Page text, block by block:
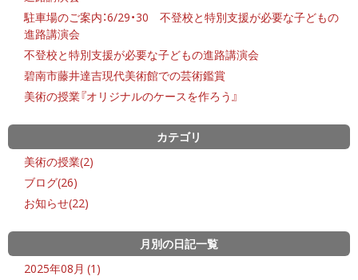
駐車場のご案内：6/29・30 不登校と特別支援が必要な子どもの
進路講演会
不登校と特別支援が必要な子どもの進路講演会
碧南市藤井達吉現代美術館での芸術鑑賞
美術の授業『オリジナルのケースを作ろう』
カテゴリ
美術の授業(2)
ブログ(26)
お知らせ(22)
月別の日記一覧
2025年08月 (1)